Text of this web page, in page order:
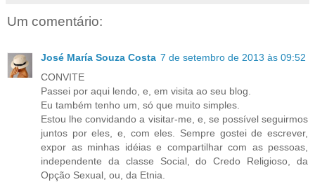
Um comentário:
José María Souza Costa 7 de setembro de 2013 às 09:52
CONVITE
Passei por aqui lendo, e, em visita ao seu blog.
Eu também tenho um, só que muito simples.
Estou lhe convidando a visitar-me, e, se possível seguirmos
juntos por eles, e, com eles. Sempre gostei de escrever,
expor as minhas idéias e compartilhar com as pessoas,
independente da classe Social, do Credo Religioso, da
Opção Sexual, ou, da Etnia.